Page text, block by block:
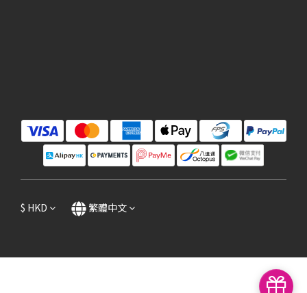
$ HKD 繁體中文